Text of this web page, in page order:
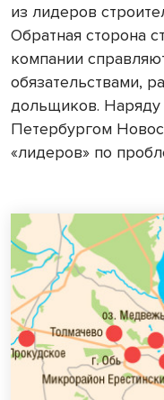
из лидеров
Обратная сторона
компании
обязательствами,
дольщиков.
Петербургом
«лидеров» по